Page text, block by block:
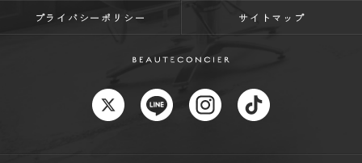
プライバシーポリシー サイトマップ